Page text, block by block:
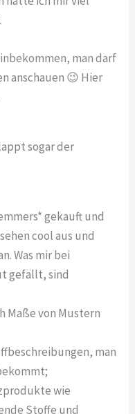
man darf
anschauen 😉 Hier
sogar der
gekauft und
cool aus und
Was mir bei
gefällt, sind
Maße von Mustern
man
wie
Stoffe und